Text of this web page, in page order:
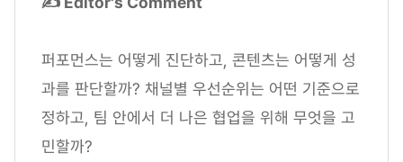
퍼포먼스는 어떻게 진단하고, 콘텐츠는 어떻게 성
과를 판단할까? 채널별 우선순위는 어떤 기준으로
정하고, 팀 안에서 더 나은 협업을 위해 무엇을 고
민할까?